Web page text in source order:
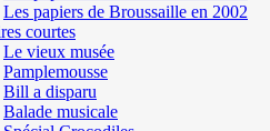
Les papiers de Broussaille en 2002
courtes
Le vieux musée
Pamplemousse
Bill a disparu
Balade musicale